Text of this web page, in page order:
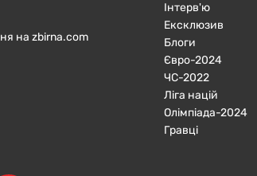
на zbirna.com
Інтерв'ю
Ексклюзив
Блоги
Євро-2024
ЧC-2022
Ліга націй
Олімпіада-2024
Гравці